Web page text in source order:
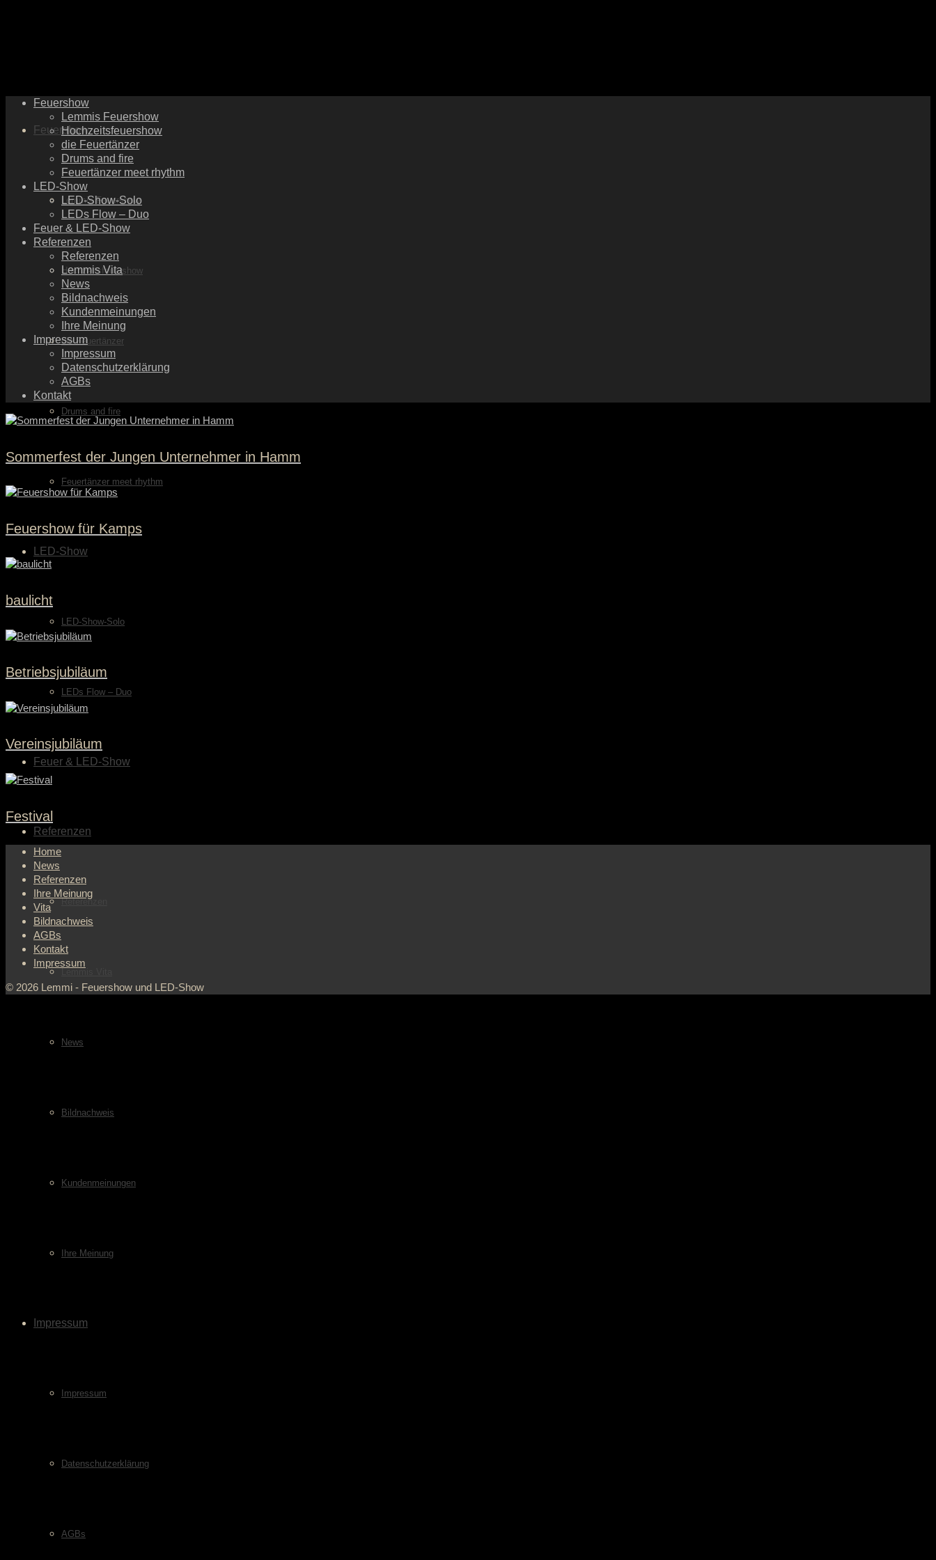
Feuershow
Lemmis Feuershow
Hochzeitsfeuershow
die Feuertänzer
Drums and fire
Feuertänzer meet rhythm
LED-Show
LED-Show-Solo
LEDs Flow – Duo
Feuer & LED-Show
Referenzen
Referenzen
News
Bildnachweis
Kundenmeinungen
Ihre Meinung
Impressum
Impressum
Datenschutzerklärung
AGBs
Feuershow
Lemmis Feuershow
Hochzeitsfeuershow
die Feuertänzer
Drums and fire
Feuertänzer meet rhythm
LED-Show
LED-Show-Solo
LEDs Flow – Duo
Feuer & LED-Show
Referenzen
Referenzen
Lemmis Vita
News
Bildnachweis
Kundenmeinungen
Ihre Meinung
Impressum
Impressum
Datenschutzerklärung
AGBs
Kontakt
Sommerfest der Jungen Unternehmer in Hamm
Feuershow für Kamps
baulicht
Betriebsjubiläum
Vereinsjubiläum
Festival
Home
News
Referenzen
Ihre Meinung
Vita
Bildnachweis
AGBs
Kontakt
Impressum
© 2026 Lemmi - Feuershow und LED-Show